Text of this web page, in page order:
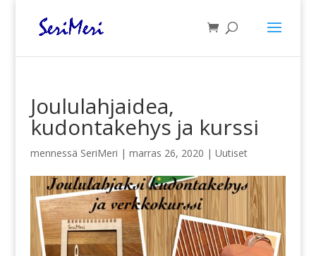
Joululahjaidea,
kudontakehys ja kurssi
mennessä SeriMeri | marras 26, 2020 | Uutiset